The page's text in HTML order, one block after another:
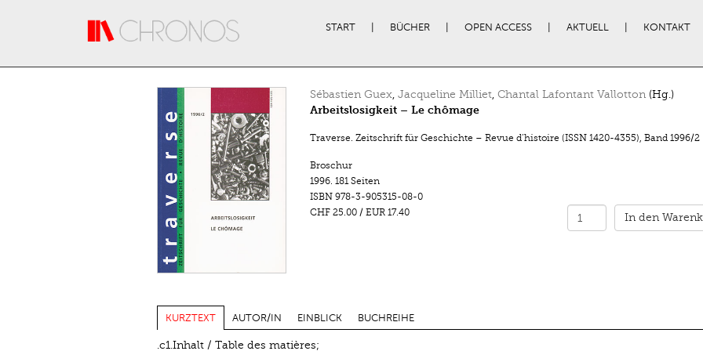
START BÜCHER OPEN ACCESS AKTUELL KONTAKT
Sébastien Guex, Jacqueline Milliet, Chantal Lafontant Vallotton(Hg.)
Arbeitslosigkeit – Le chômage
Traverse. Zeitschrift für Geschichte – Revue d’histoire (ISSN 1420-4355), Band 1996/2
Broschur
1996. 181 Seiten
ISBN 978-3-905315-08-0
CHF 25.00/ EUR 17.40 In den
KURZTEXT AUTOR/IN EINBLICK BUCHREIHE
.c1.Inhalt / Table des matières;